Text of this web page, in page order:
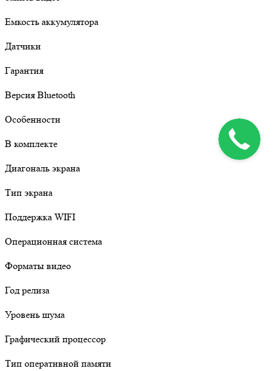
Емкость аккумулятора
Датчики
Гарантия
Версия Bluetooth
Особенности
В комплекте
Диагональ экрана
Тип экрана
Поддержка WIFI
Операционная система
Форматы видео
Год релиза
Уровень шума
Графический процессор
Тип оперативной памяти